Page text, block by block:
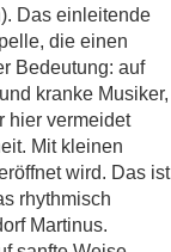
Das einleitende
die einen
Bedeutung: auf
kranke Musiker,
hier vermeidet
Mit kleinen
wird. Das ist
rhythmisch
Martinus.